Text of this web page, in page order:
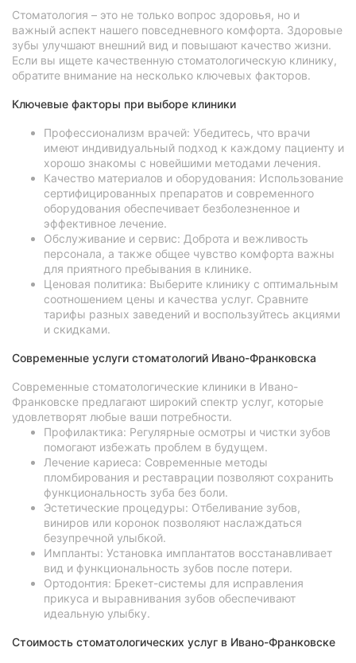
Стоматология – это не только вопрос здоровья, но и
важный аспект нашего повседневного комфорта. Здоровые
зубы улучшают внешний вид и повышают качество жизни.
Если вы ищете качественную стоматологическую клинику,
обратите внимание на несколько ключевых факторов.
Ключевые факторы при выборе клиники
Профессионализм врачей: Убедитесь, что врачи
имеют индивидуальный подход к каждому пациенту и
хорошо знакомы с новейшими методами лечения.
Качество материалов и оборудования: Использование
сертифицированных препаратов и современного
оборудования обеспечивает безболезненное и
эффективное лечение.
Обслуживание и сервис: Доброта и вежливость
персонала, а также общее чувство комфорта важны
для приятного пребывания в клинике.
Ценовая политика: Выберите клинику с оптимальным
соотношением цены и качества услуг. Сравните
тарифы разных заведений и воспользуйтесь акциями
и скидками.
Современные услуги стоматологий Ивано-Франковска
Современные стоматологические клиники в Ивано-
Франковске предлагают широкий спектр услуг, которые
удовлетворят любые ваши потребности.
Профилактика: Регулярные осмотры и чистки зубов
помогают избежать проблем в будущем.
Лечение кариеса: Современные методы
пломбирования и реставрации позволяют сохранить
функциональность зуба без боли.
Эстетические процедуры: Отбеливание зубов,
виниров или коронок позволяют наслаждаться
безупречной улыбкой.
Импланты: Установка имплантатов восстанавливает
вид и функциональность зубов после потери.
Ортодонтия: Брекет-системы для исправления
прикуса и выравнивания зубов обеспечивают
идеальную улыбку.
Стоимость стоматологических услуг в Ивано-Франковске